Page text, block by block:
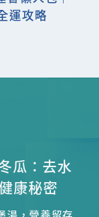
運攻略
瓜：去水
康秘密